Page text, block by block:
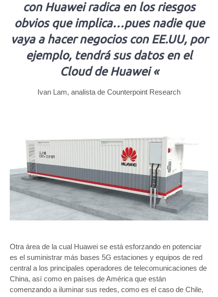
con Huawei radica en los riesgos
obvios que implica…pues nadie que
vaya a hacer negocios con EE.UU, por
ejemplo, tendrá sus datos en el
Cloud de Huawei «
Ivan Lam, analista de Counterpoint Research
Otra área de la cual Huawei se está esforzando en potenciar
es el suministrar más bases 5G estaciones y equipos de red
central a los principales operadores de telecomunicaciones de
China, así como en países de América que están
comenzando a iluminar sus redes, como es el caso de Chile,